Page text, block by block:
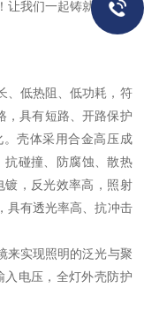
我们一起铸就属于我
、低热阻、低功耗，符
，具有短路、开路保护
壳体采用合金高压成
抗碰撞、防腐蚀、散热
镀，反光效率高，照射
具有透光率高、抗冲击
来实现照明的泛光与聚
入电压，全灯外壳防护